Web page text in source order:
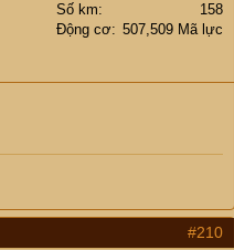
Số km
158
Động cơ
507,509 Mã lực
#210